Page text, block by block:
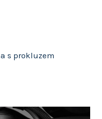
s prokluzem